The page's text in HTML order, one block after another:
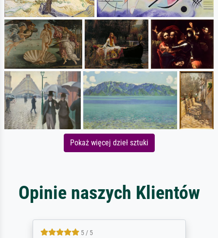
Pokaż więcej dzieł sztuki
Opinie naszych Klientów
5 / 5